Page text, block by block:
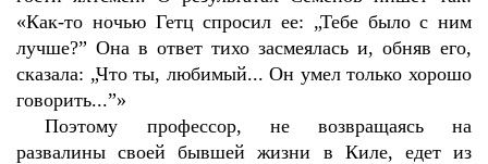
«Как-то ночью Гетц спросил ее: „Тебе было с ним
лучше?” Она в ответ тихо засмеялась и, обняв его,
сказала: „Что ты, любимый... Он умел только хорошо
говорить...”»
Поэтому профессор, не возвращаясь на
развалины своей бывшей жизни в Киле, едет из